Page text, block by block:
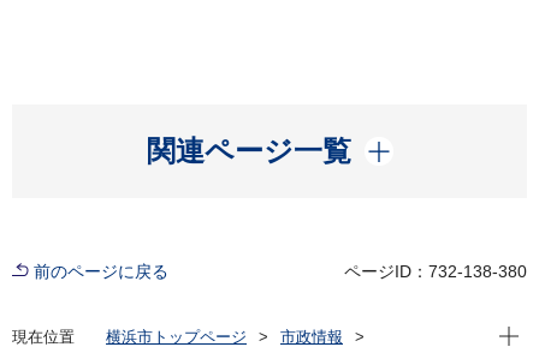
関連ページ一覧
開く
前のページに戻る ページID：732-138-380
現在位置 横浜市トップページ
市政情報
現在